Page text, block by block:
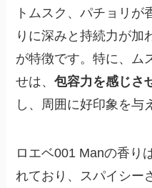
トムスク、パチョリが
りに深みと持続力が加
が特徴です。特に、ム
せは、包容力を感じさ
し、周囲に好印象を与
ロエベ001 Manの香り
れており、スパイシー